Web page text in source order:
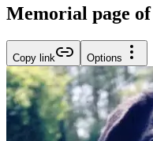
Memorial page
Copy link Options